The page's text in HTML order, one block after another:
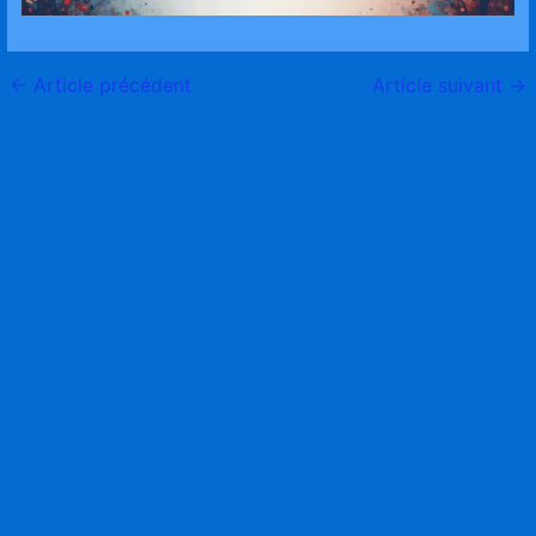
← Article précédent Article suivant →